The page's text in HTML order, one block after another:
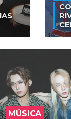
MÚSICA